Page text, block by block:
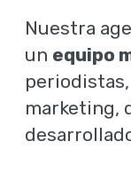
Nuestra
un equipo
marketing,